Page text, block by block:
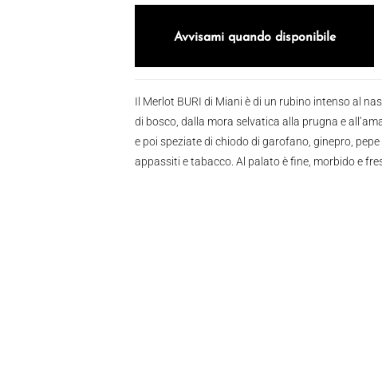
Avvisami quando disponibile
Il Merlot BURI di Miani è di un rubino intenso al
di bosco, dalla mora selvatica alla prugna e
e poi speziate di chiodo di garofano, ginepro,
appassiti e tabacco. Al palato è fine, morbido e